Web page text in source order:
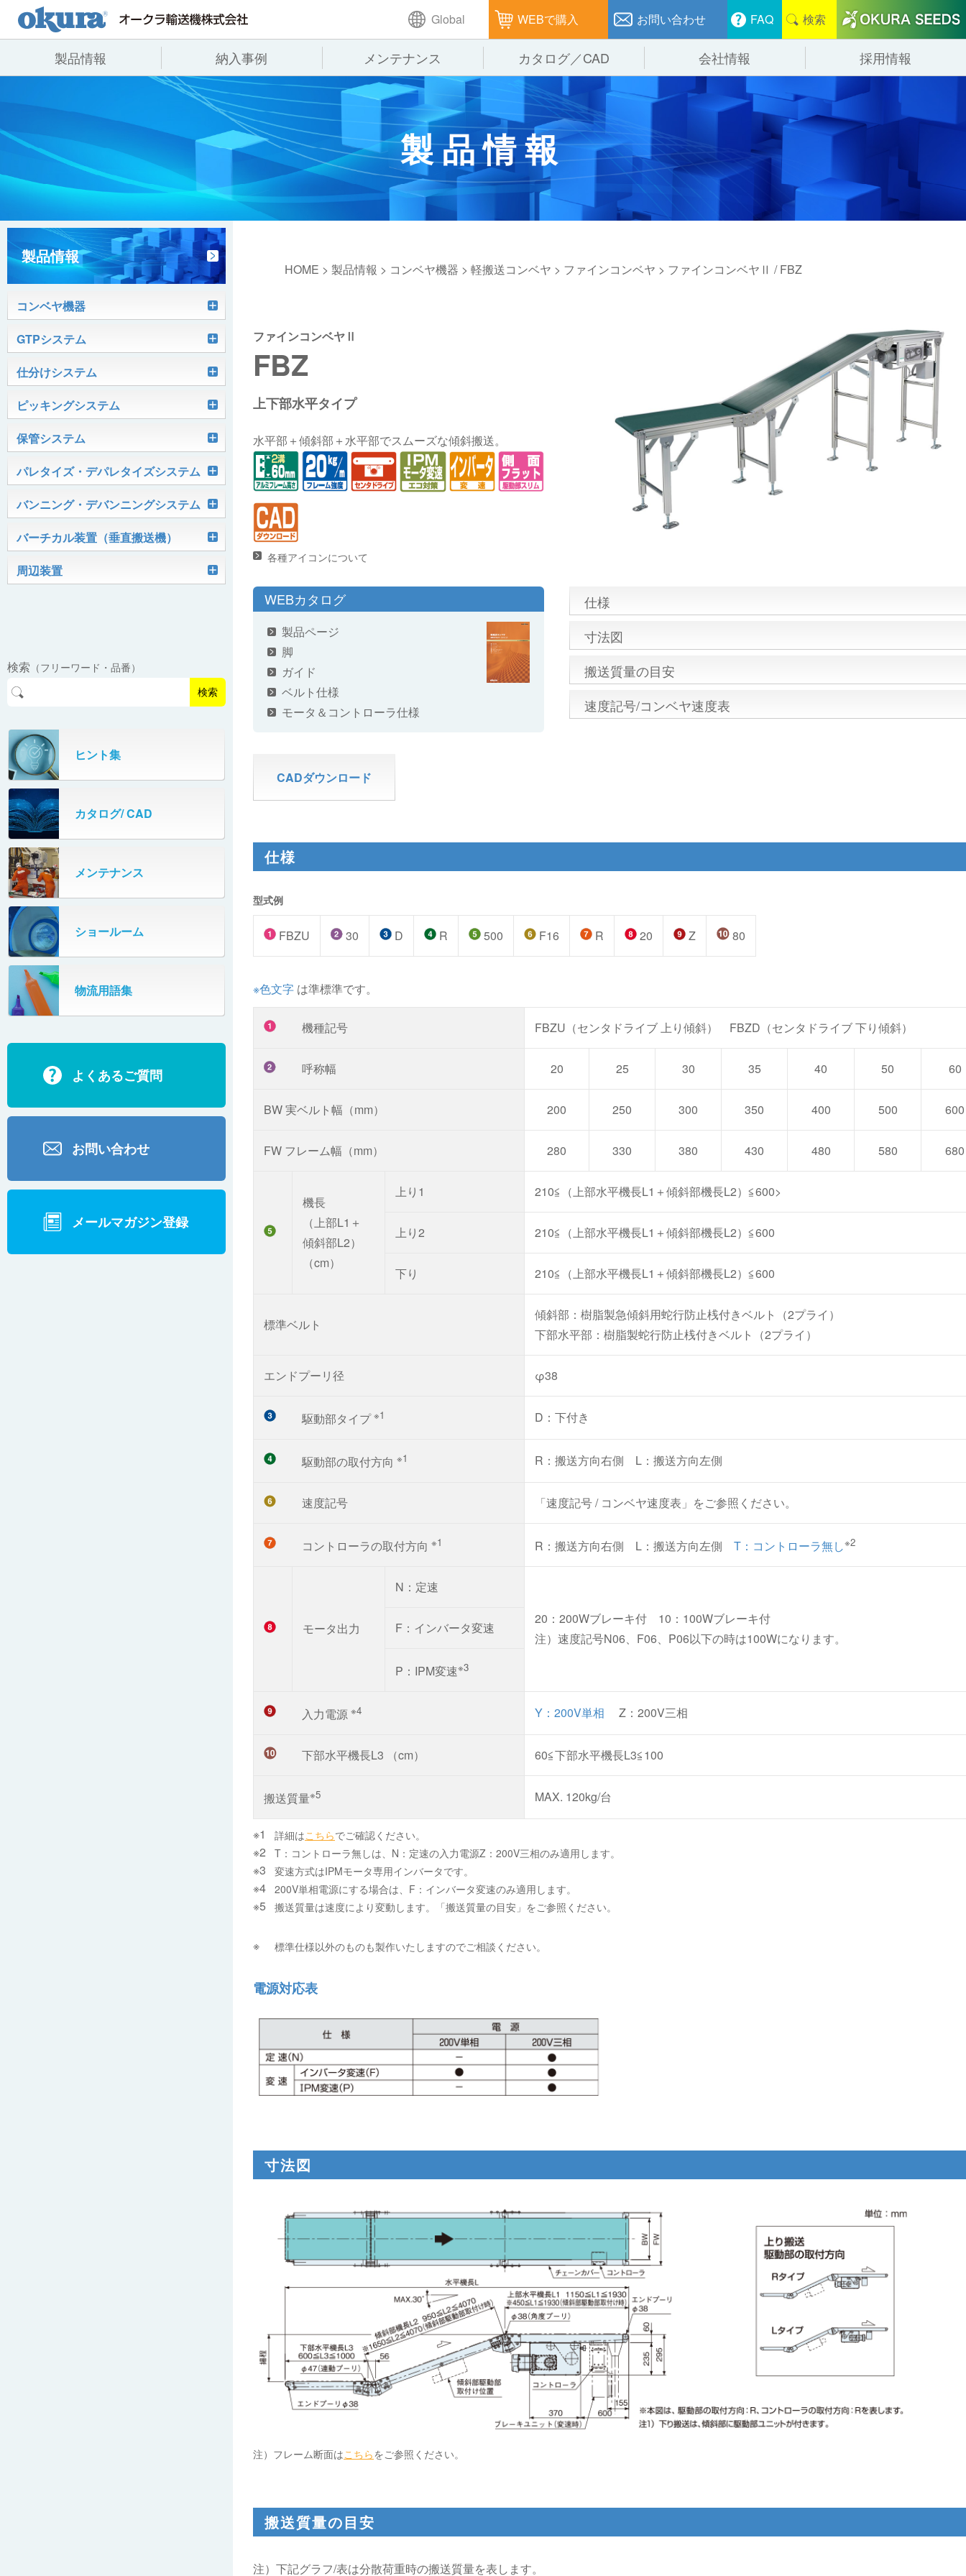
Global WEBで購入 お問い合わせ FAQ 検索
製品情報
製品情報
コンベヤ機器
コンベヤ機器を探す
用途から探す
ヒント集
GTPシステム 仕分けシステム
ピッキングシステム 保管システム
パレタイズ・デパレタイズシステム バンニング・デバンニングシステム
納入事例
納入事例
全業種 製造 物流
飲料 通販 食品
メンテナンス カタログ／CAD
会社情報
会社情報
代表あいさつ 企業理念 会社概要
事業所一覧 オークラグループ 事業紹介
沿革 オークラの取組み
採用情報
製品情報
製品情報
コンベヤ機器
軽搬送コンベヤ
ベルコンミニ
ファインコンベヤ
マグネット駆動コンベヤ
ジャブコン®
プラスチックベルトコンベヤ
オークラ キャリーライン®
ケース搬送コンベヤ
ユニコンV
ユニコンJr
クールコンベヤ®Ⅱ
チェーン駆動ローラコンベヤ
チェーン駆動ローラ単体
パレットコンベヤ
グラビティコンベヤ
ローラコンベヤ
ホイールコンベヤ
フリーカーブコンベヤ
モータローラ＆コンベヤ
モータローラ単体
モータローラコンベヤ
マテハン機器
オークラホッパー
ポータブルクレーン
OKベルコン（スタンダードタイプ）
生産終了品
GTPシステム
Skypod®（スカイポッド）
AGVシステム
OKURUN® /TW300
仕分けシステム
ユニソーター
ハイスピードソーター
ディスクソーター
アングルソーター
クロスベルトソーター（汎用タイプ）
ピッキングシステム
PTIシステム
ピカトルシリーズ
HASS（ハズ）シリーズ
ピックティーチャシステム
バラピッキングロボットシステム
保管システム
Quick Shuttle®
パレタイズ・デパレタイズシステム
ロボットパレタイザ
ロボットパレタイザAi1800Ⅱ-C
ロボットパレタイザAi1800Ⅱ
ビジョンパレタイズシステム
ビジョンデパレタイズシステム
PHC80L
ガントレーパレタイザ
PHC350・PHC330
PZC150・PZC110
DHC350
667
SR802
ECD500A・ECD800・ECD1500
ECD2700
BD200・BD1000
バンニング・デバンニングシステム
トラックローダ「TL-2P」
伸縮ベルトコンベヤ
バーチカル装置（垂直搬送機）
ミニパーフェ® / VCS-Z
パーフェクトベヤー® / PV（スチール
製）
パーフェクトベヤー® / AP（アルミ
タテコン® / TC
周辺装置
オリプナー
高速転換機
スタッカ&アンスタッカ
米袋自動投入装置
フローラック自動補充装置
牛乳パック自動投入装置
ターンコンベヤ
マルチレーンダイバータ®
カーゴタイザ
検索 （フリーワード・品番）
検索
ヒント集
カタログ/ CAD
メンテナンス
ショールーム
物流用語集
よくあるご質問
お問い合わせ
メールマガジン登録
HOME > 製品情報 > コンベヤ機器 > 軽搬送コンベヤ > ファインコンベヤ > ファインコンベヤⅡ / FBZ
ファインコンベヤⅡ
FBZ
上下部水平タイプ
水平部＋傾斜部＋水平部でスムーズな傾斜搬送。
各種アイコンについて
WEBカタログ
製品ページ
脚
ガイド
ベルト仕様
モータ＆コントローラ仕様
CADダウンロード
仕様
寸法図
搬送質量の目安
速度記号/コンベヤ速度表
仕様
型式例
FBZU 30 D R 500 F16 R 20 Z 80
※色文字 は準標準です。
機種記号 FBZU（センタドライブ 上り傾斜） FBZD（センタドライブ 下り傾斜）
呼称幅 20 25 30 35 40 50 60
BW 実ベルト幅（mm） 200 250 300 350 400 500 600
FW フレーム幅（mm） 280 330 380 430 480 580 680
機長
（上部L1＋
傾斜部L2）
（cm）
上り1 210≦（上部水平機長L1＋傾斜部機長L2）≦600>
上り2 210≦（上部水平機長L1＋傾斜部機長L2）≦600
下り 210≦（上部水平機長L1＋傾斜部機長L2）≦600
標準ベルト
傾斜部：樹脂製急傾斜用蛇行防止桟付きベルト（2プライ）
下部水平部：樹脂製蛇行防止桟付きベルト（2プライ）
エンドプーリ径 φ38
駆動部タイプ※1 D：下付き
駆動部の取付方向 ※1 R：搬送方向右側 L：搬送方向左側
速度記号 「速度記号 / コンベヤ速度表」をご参照ください。
コントローラの取付方向 ※1 R：搬送方向右側 L：搬送方向左側 T：コントローラ無し※2
モータ出力
N：定速
20：200Wブレーキ付 10：100Wブレーキ付
注）速度記号N06、F06、P06以下の時は100Wになります。
F：インバータ変速
P：IPM変速※3
入力電源 ※4 Y：200V単相 Z：200V三相
下部水平機長L3 （cm） 60≦下部水平機長L3≦100
搬送質量※5 MAX. 120kg/台
詳細はこちらでご確認ください。
T：コントローラ無しは、N：定速の入力電源Z：200V三相のみ適用します。
変速方式はIPMモータ専用インバータです。
200V単相電源にする場合は、F：インバータ変速のみ適用します。
搬送質量は速度により変動します。「搬送質量の目安」をご参照ください。
標準仕様以外のものも製作いたしますのでご相談ください。
電源対応表
寸法図
注）フレーム断面はこちらをご参照ください。
搬送質量の目安
注）下記グラフ/表は分散荷重時の搬送質量を表します。